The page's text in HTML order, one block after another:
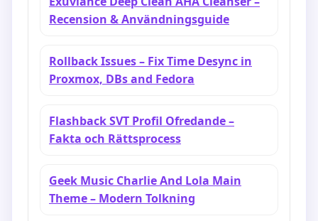
Recension & Användningsguide
Rollback Issues – Fix Time Desync in
Proxmox, DBs and Fedora
Flashback SVT Profil Ofredande –
Fakta och Rättsprocess
Geek Music Charlie And Lola Main
Theme – Modern Tolkning